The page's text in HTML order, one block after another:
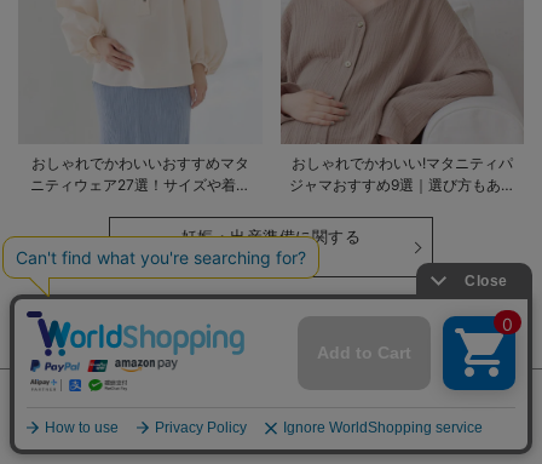
おしゃれでかわいいおすすめマタ
ニティウェア27選！サイズや着る
おしゃれでかわいい!マタニティパ
ジャマおすすめ9選｜選び方もあわ
妊娠・出産準備に関する
記事はこちら
CATEGORY